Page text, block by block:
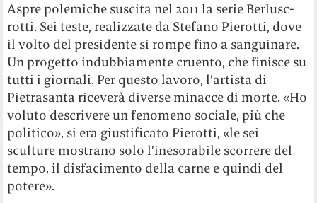
Aspre polemiche suscita nel 2011 la serie Berlusc-
rotti. Sei teste, realizzate da Stefano Pierotti, dove
il volto del presidente si rompe fino a sanguinare.
Un progetto indubbiamente cruento, che finisce su
tutti i giornali. Per questo lavoro, l’artista di
Pietrasanta riceverà diverse minacce di morte. «Ho
voluto descrivere un fenomeno sociale, più che
politico», si era giustificato Pierotti, «le sei
sculture mostrano solo l’inesorabile scorrere del
tempo, il disfacimento della carne e quindi del
potere».